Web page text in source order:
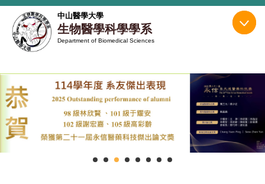
跳
到
主
區
中山醫學大學
生物醫學科學學系
Department of Biomedical Sciences